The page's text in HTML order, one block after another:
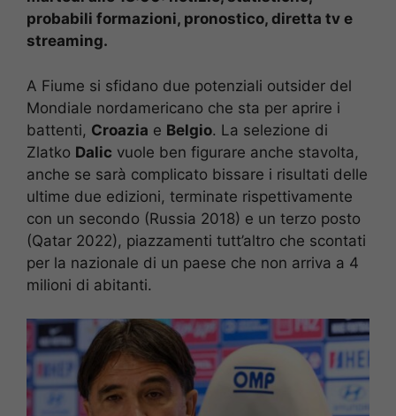
probabili formazioni, pronostico, diretta tv e
streaming.
A Fiume si sfidano due potenziali outsider del
Mondiale nordamericano che sta per aprire i
battenti, Croazia e Belgio. La selezione di
Zlatko Dalic vuole ben figurare anche stavolta,
anche se sarà complicato bissare i risultati delle
ultime due edizioni, terminate rispettivamente
con un secondo (Russia 2018) e un terzo posto
(Qatar 2022), piazzamenti tutt’altro che scontati
per la nazionale di un paese che non arriva a 4
milioni di abitanti.